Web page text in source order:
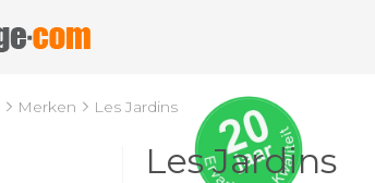
Merken Les Jardins
Les Jardins